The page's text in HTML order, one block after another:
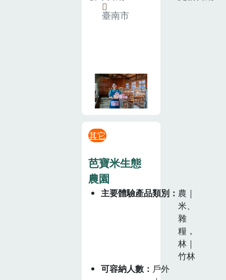
臺南市
其它
芭寶米生態
農園
主要體驗產品類別
農｜
米、
雜
糧，
林｜
竹林
可容納人數
戶外